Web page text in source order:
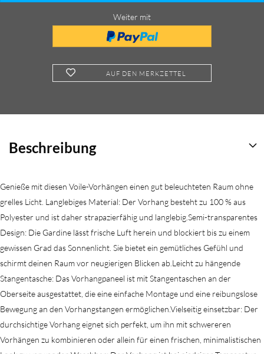
Weiter mit
AUF DEN MERKZETTEL
Beschreibung
Genieße mit diesen Voile-Vorhängen einen gut beleuchteten Raum ohne
grelles Licht. Langlebiges Material: Der Vorhang besteht zu 100 % aus
Polyester und ist daher strapazierfähig und langlebig.Semi-transparentes
Design: Die Gardine lässt frische Luft herein und blockiert bis zu einem
gewissen Grad das Sonnenlicht. Sie bietet ein gemütliches Gefühl und
schirmt deinen Raum vor neugierigen Blicken ab.Leicht zu hängende
Stangentasche: Das Vorhangpaneel ist mit Stangentaschen an der
Oberseite ausgestattet, die eine einfache Montage und eine reibungslose
Bewegung an den Vorhangstangen ermöglichen.Vielseitig einsetzbar: Der
durchsichtige Vorhang eignet sich perfekt, um ihn mit schwereren
Vorhängen zu kombinieren oder allein für einen frischen, minimalistischen